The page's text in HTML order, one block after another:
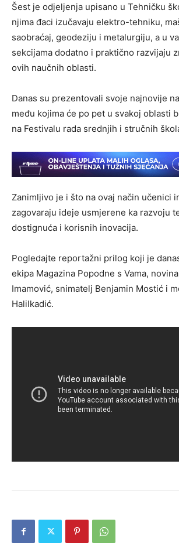
Šest je odjeljenja upisano u Tehničku
njima đaci izučavaju elektro-tehniku,
saobraćaj, geodeziju i metalurgiju, a u
sekcijama dodatno i praktično razvijaju
ovih naučnih oblasti.
Danas su prezentovali svoje najnovije
među kojima će po pet u svakoj oblasti
na Festivalu rada srednjih i stručnih
Zanimljivo je i što na ovaj način učenici
zagovaraju ideje usmjerene ka razvoju
dostignuća i korisnih inovacija.
Pogledajte reportažni prilog koji je
ekipa Magazina Popodne s Vama,
Imamović, snimatelj Benjamin Mostić i
Halilkadić.